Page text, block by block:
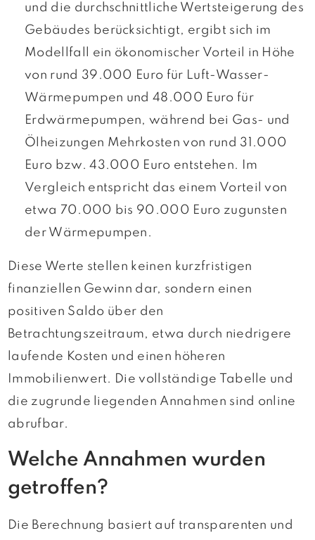
und die durchschnittliche Wertsteigerung des
Gebäudes berücksichtigt, ergibt sich im
Modellfall ein ökonomischer Vorteil in Höhe
von rund 39.000 Euro für Luft-Wasser-
Wärmepumpen und 48.000 Euro für
Erdwärmepumpen, während bei Gas- und
Ölheizungen Mehrkosten von rund 31.000
Euro bzw. 43.000 Euro entstehen. Im
Vergleich entspricht das einem Vorteil von
etwa 70.000 bis 90.000 Euro zugunsten
der Wärmepumpen.
Diese Werte stellen keinen kurzfristigen
finanziellen Gewinn dar, sondern einen
positiven Saldo über den
Betrachtungszeitraum, etwa durch niedrigere
laufende Kosten und einen höheren
Immobilienwert. Die vollständige Tabelle und
die zugrunde liegenden Annahmen sind online
abrufbar.
Welche Annahmen wurden
getroffen?
Die Berechnung basiert auf transparenten und